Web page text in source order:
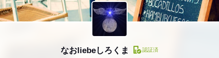
なおliebeしろくま 認証済